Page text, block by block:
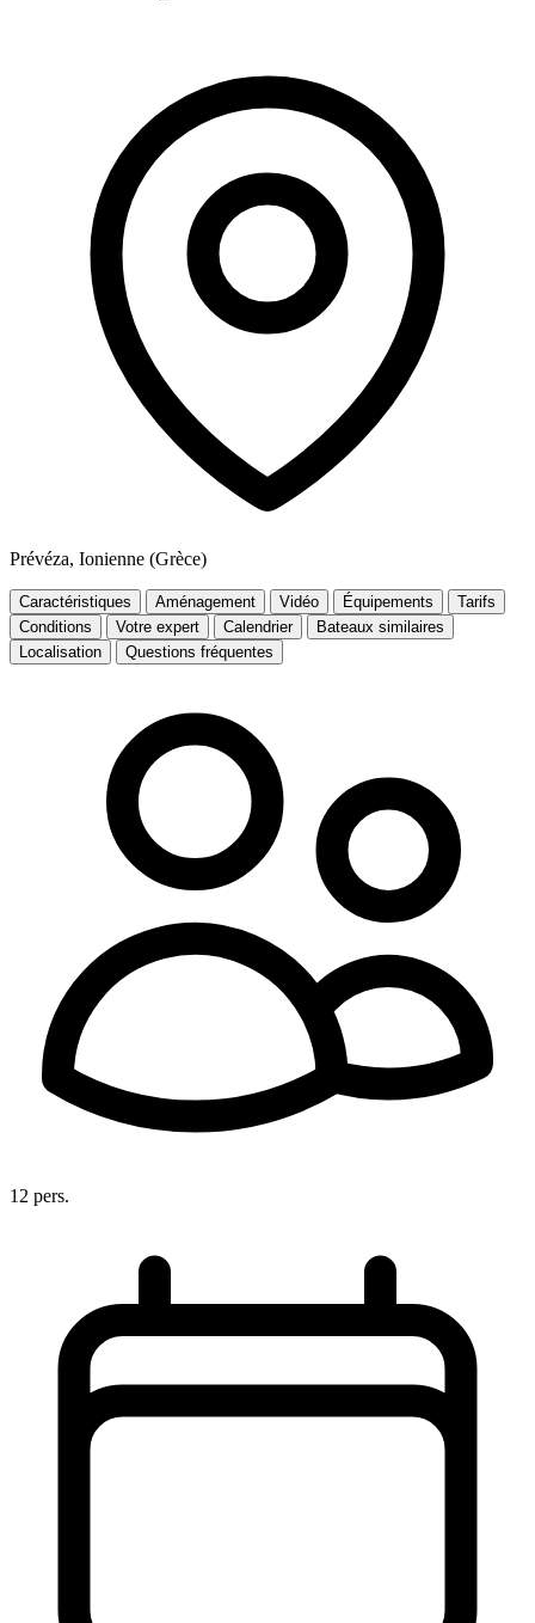
Prévéza, Ionienne (Grèce)
Caractéristiques Aménagement Vidéo Équipements
Tarifs
Conditions
Votre expert Calendrier
Bateaux similaires
Localisation
Questions fréquentes
12 pers.